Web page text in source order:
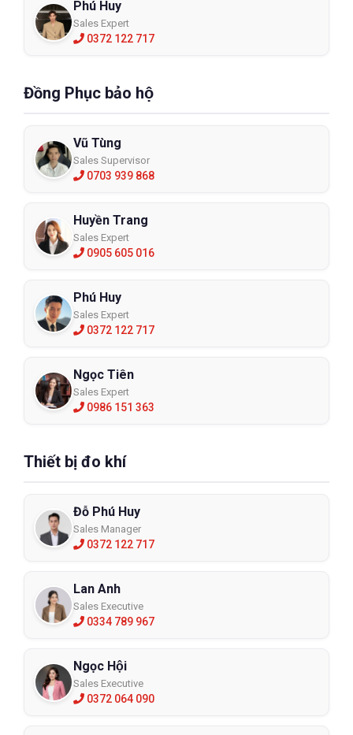
Phú Huy
Sales Expert
0372 122 717
Đồng Phục bảo hộ
Vũ Tùng
Sales Supervisor
0703 939 868
Huyền Trang
Sales Expert
0905 605 016
Phú Huy
Sales Expert
0372 122 717
Ngọc Tiên
Sales Expert
0986 151 363
Thiết bị đo khí
Đỗ Phú Huy
Sales Manager
0372 122 717
Lan Anh
Sales Executive
0334 789 967
Ngọc Hội
Sales Executive
0372 064 090